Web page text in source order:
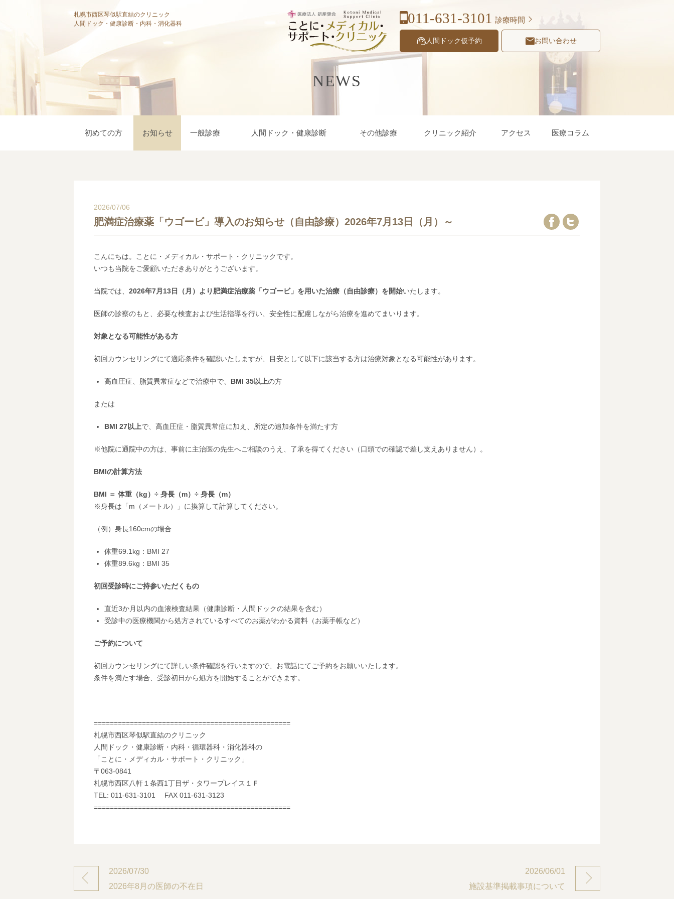
札幌市西区琴似駅直結のクリニック
人間ドック・健康診断・内科・消化器科
011-631-3101 診療時間
人間ドック仮予約 お問い合わせ
NEWS
初めての方 お知らせ 一般診療 人間ドック・健康診断 その他診療 クリニック紹介 アクセス 医療コラム
2026/07/06
肥満症治療薬「ウゴービ」導入のお知らせ（自由診療）2026年7月13日（月）～
こんにちは。ことに・メディカル・サポート・クリニックです。
いつも当院をご愛顧いただきありがとうございます。
当院では、 2026年7月13日（月）より肥満症治療薬「ウゴービ」を用いた治療（自由診療）を開始いたします。
医師の診察のもと、必要な検査および生活指導を行い、安全性に配慮しながら治療を進めてまいります。
対象となる可能性がある方
初回カウンセリングにて適応条件を確認いたしますが、目安として以下に該当する方は治療対象となる可能性があります。
高血圧症、脂質異常症などで治療中で、 BMI 35以上の方
または
BMI 27以上で、高血圧症・脂質異常症に加え、所定の追加条件を満たす方
※他院に通院中の方は、事前に主治医の先生へご相談のうえ、了承を得てください（口頭での確認で差し支えありません）。
BMIの計算方法
BMI ＝ 体重（kg）÷ 身長（m）÷ 身長（m）
※身長は「m（メートル）」に換算して計算してください。
（例）身長160cmの場合
体重69.1kg：BMI 27
体重89.6kg：BMI 35
初回受診時にご持参いただくもの
直近3か月以内の血液検査結果（健康診断・人間ドックの結果を含む）
受診中の医療機関から処方されているすべてのお薬がわかる資料（お薬手帳など）
ご予約について
初回カウンセリングにて詳しい条件確認を行いますので、お電話にてご予約をお願いいたします。
条件を満たす場合、受診初日から処方を開始することができます。
=================================================
札幌市西区琴似駅直結のクリニック
人間ドック・健康診断・内科・循環器科・消化器科の
「ことに・メディカル・サポート・クリニック」
〒063-0841
札幌市西区八軒１条西1丁目ザ・タワープレイス１Ｆ
TEL: 011-631-3101 FAX 011-631-3123
=================================================
2026/07/30
2026年8月の医師の不在日
2026/06/01
施設基準掲載事項について